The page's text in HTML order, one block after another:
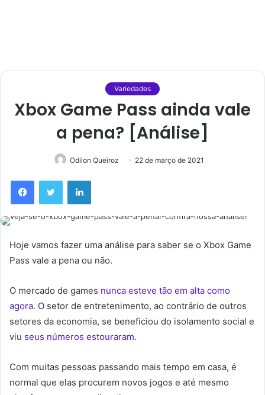
Variedades
Xbox Game Pass ainda vale
a pena? [Análise]
Odilon Queiroz 22 de março de 2021
FacebookTwitter Linkedin
Hoje vamos fazer uma análise para saber se o Xbox Game
Pass vale a pena ou não.
O mercado de games nunca esteve tão em alta como
agora. O setor de entretenimento, ao contrário de outros
setores da economia, se beneficiou do isolamento social e
viu seus números estouraram.
Com muitas pessoas passando mais tempo em casa, é
normal que elas procurem novos jogos e até mesmo